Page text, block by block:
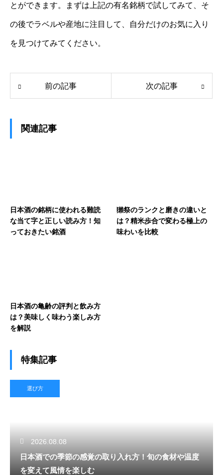
とができます。まずは上記の有名銘柄で試してみて、そ
の後でラベルや産地に注目して、自分だけのお気に入り
を見つけてみてください。
前の記事 次の記事
関連記事
日本酒の銘柄に使われる難読
な当て字と正しい読み方！知
っておきたい銘酒
獺祭のランクと磨きの違いと
は？精米歩合で変わる極上の
味わいを比較
日本酒の亀齢の評判と飲み方
は？美味しく味わう楽しみ方
を解説
特集記事
選び方
2026.08.08
日本酒での季節の感覚の取り入れ方！旬の食材や温度
を変えて風情を楽しむ